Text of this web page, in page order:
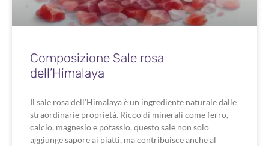
Composizione Sale rosa
dell’Himalaya
Il sale rosa dell’Himalaya è un ingrediente naturale dalle
straordinarie proprietà. Ricco di minerali come ferro,
calcio, magnesio e potassio, questo sale non solo
aggiunge sapore ai piatti, ma contribuisce anche al